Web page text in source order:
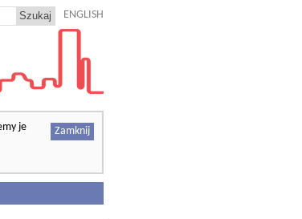
ENGLISH
Zamknij
je